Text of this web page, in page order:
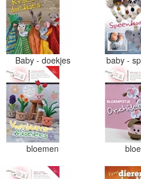
Baby - doekjes baby -
bloemen